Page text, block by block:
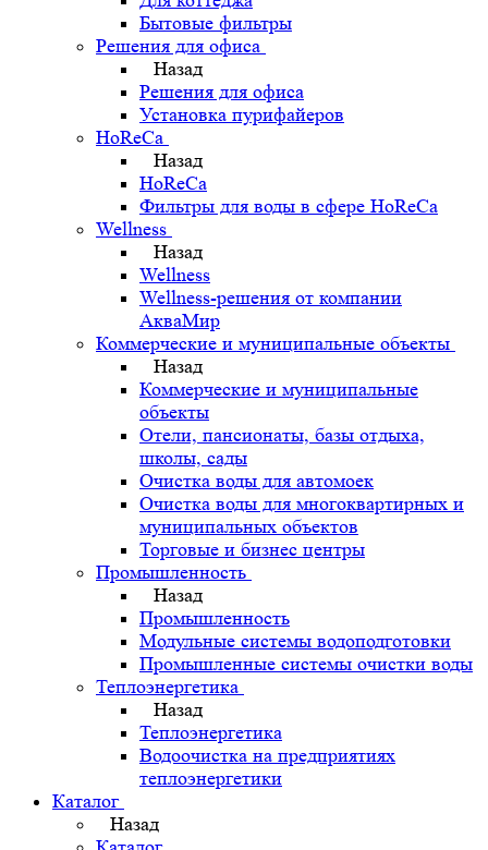
Бытовые фильтры
Решения для офиса
Назад
Решения для офиса
Установка пурифайеров
HoReCa
Назад
HoReCa
Фильтры для воды в сфере HoReCa
Wellness
Назад
Wellness
Wellness-решения от компании
АкваМир
Коммерческие и муниципальные объекты
Назад
Коммерческие и муниципальные
объекты
Отели, пансионаты, базы отдыха,
школы, сады
Очистка воды для автомоек
Очистка воды для многоквартирных и
муниципальных объектов
Торговые и бизнес центры
Промышленность
Назад
Промышленность
Модульные системы водоподготовки
Промышленные системы очистки воды
Теплоэнергетика
Назад
Теплоэнергетика
Водоочистка на предприятиях
теплоэнергетики
Каталог
Назад